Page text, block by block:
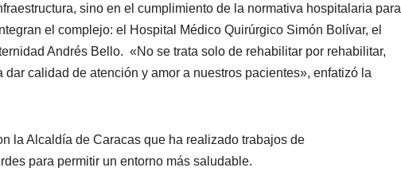
sino en el cumplimiento de la normativa hospitalaria para
el complejo: el Hospital Médico Quirúrgico Simón Bolívar, el
Andrés Bello. «No se trata solo de rehabilitar por rehabilitar,
calidad de atención y amor a nuestros pacientes», enfatizó la
la Alcaldía de Caracas que ha realizado trabajos de
para permitir un entorno más saludable.